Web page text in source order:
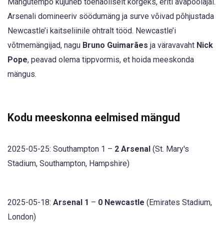
Mängutempo kujuneb tõenäoliselt kõrgeks, eriti avapoolajal.
Arsenali domineeriv söödumäng ja surve võivad põhjustada
Newcastle’i kaitseliinile ohtralt tööd. Newcastle’i
võtmemängijad, nagu Bruno Guimarães ja väravavaht Nick
Pope, peavad olema tippvormis, et hoida meeskonda
mängus.
Kodu meeskonna eelmised mängud
2025-05-25: Southampton 1 – 2 Arsenal (St. Mary's
Stadium, Southampton, Hampshire)
2025-05-18: Arsenal 1 – 0 Newcastle (Emirates Stadium,
London)